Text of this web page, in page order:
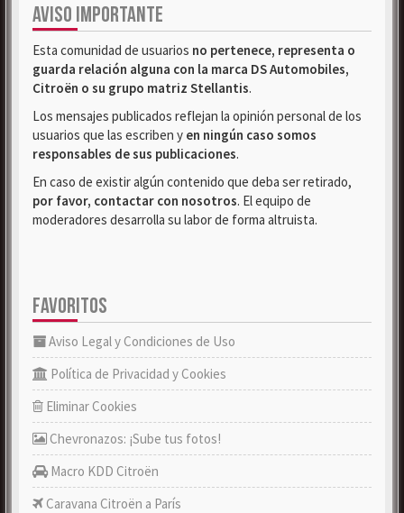
AVISO IMPORTANTE
Esta comunidad de usuarios no pertenece, representa o
guarda relación alguna con la marca DS Automobiles,
Citroën o su grupo matriz Stellantis.
Los mensajes publicados reflejan la opinión personal de los
usuarios que las escriben y en ningún caso somos
responsables de sus publicaciones.
En caso de existir algún contenido que deba ser retirado,
por favor, contactar con nosotros. El equipo de
moderadores desarrolla su labor de forma altruista.
FAVORITOS
Aviso Legal y Condiciones de Uso
Política de Privacidad y Cookies
Eliminar Cookies
Chevronazos: ¡Sube tus fotos!
Macro KDD Citroën
Caravana Citroën a París